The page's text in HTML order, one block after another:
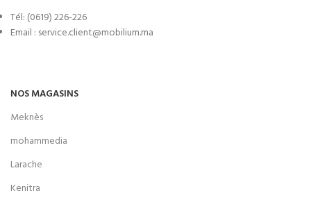
Tél: (0619) 226-226
Email : service.client@mobilium.ma
NOS MAGASINS
Meknès
mohammedia
Larache
Kenitra